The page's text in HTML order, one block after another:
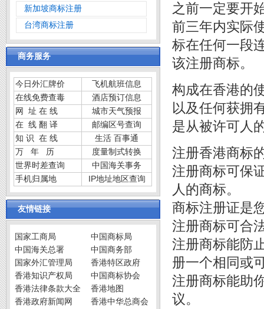
新加坡商标注册
台湾商标注册
商务服务
今日外汇牌价
飞机航班信息
在线免费查毒
酒店预订信息
网 址 在 线
城市天气预报
在 线 翻 译
邮编区号查询
知 识 在 线
生活 百事通
万 年 历
度量制式转换
世界时差查询
中国海关事务
手机归属地
IP地址地区查询
友情链接
国家工商局
中国商标局
中国海关总署
中国商务部
国家外汇管理局
香港特区政府
香港知识产权局
中国商标协会
香港法律条款大全
香港地图
香港政府新闻网
香港中华总商会
之前一定要开
前三年内实际
标在任何一段
该注册商标。
构成在香港的
以及任何获拥
是从被许可人
注册香港商标
注册商标可保
人的商标。
商标注册证是
注册商标可合
注册商标能防
册一个相同或
注册商标能助
议。